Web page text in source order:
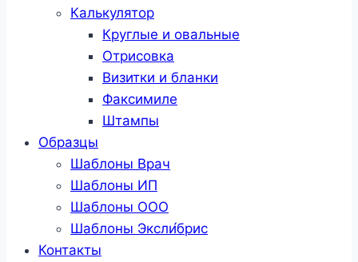
Калькулятор
Круглые и овальные
Отрисовка
Визитки и бланки
Факсимиле
Штампы
Образцы
Шаблоны Врач
Шаблоны ИП
Шаблоны ООО
Шаблоны Эксли́брис
Контакты